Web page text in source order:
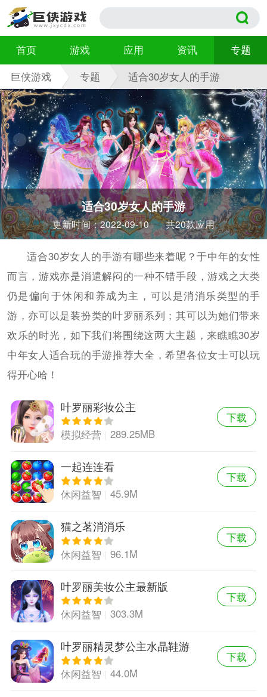
首页 游戏 应用 资讯
专题
巨侠游戏
专题 适合30岁女人的手游
适合30岁女人的手游
更新时间：2022-09-10 共20款应用
适合30岁女人的手游有哪些来着呢？于中年的女性
而言，游戏亦是消遣解闷的一种不错手段，游戏之大类
仍是偏向于休闲和养成为主，可以是消消乐类型的手
游，亦可以是装扮类的叶罗丽系列；其可以为她们带来
欢乐的时光，如下我们将围绕这两大主题，来瞧瞧30岁
中年女人适合玩的手游推荐大全，希望各位女士可以玩
得开心哈！
叶罗丽彩妆公主
模拟经营 289.25MB
下载
一起连连看
休闲益智 45.9M
下载
猫之茗消消乐
休闲益智 96.1M
下载
叶罗丽美妆公主最新版
休闲益智 303.3M
下载
叶罗丽精灵梦公主水晶鞋游
戏
休闲益智 44.0M
下载